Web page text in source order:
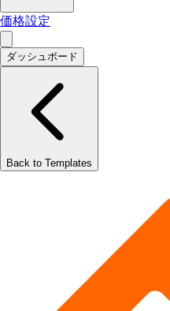
価格設定
ダッシュボード
Back to Templates